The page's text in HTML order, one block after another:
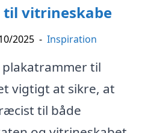
vitrineskabe
2025 - Inspiration
til
vigtigt at sikre, at
til både